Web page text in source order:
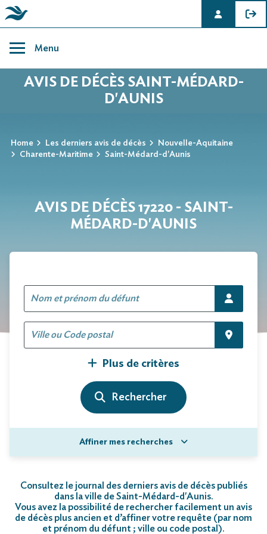
content
Menu
AVIS DE DÉCÈS SAINT-MÉDARD-
D'AUNIS
Home Les derniers avis de décès
Nouvelle-Aquitaine
Charente-Maritime
Saint-Médard-d'Aunis
AVIS DE DÉCÈS 17220 - SAINT-
MÉDARD-D'AUNIS
Plus de critères
Affiner mes recherches
Consultez le journal des derniers avis de décès publiés
dans la ville de Saint-Médard-d'Aunis.
Vous avez la possibilité de rechercher facilement un avis
de décès plus ancien et d’affiner votre requête (par nom
et prénom du défunt ; ville ou code postal).